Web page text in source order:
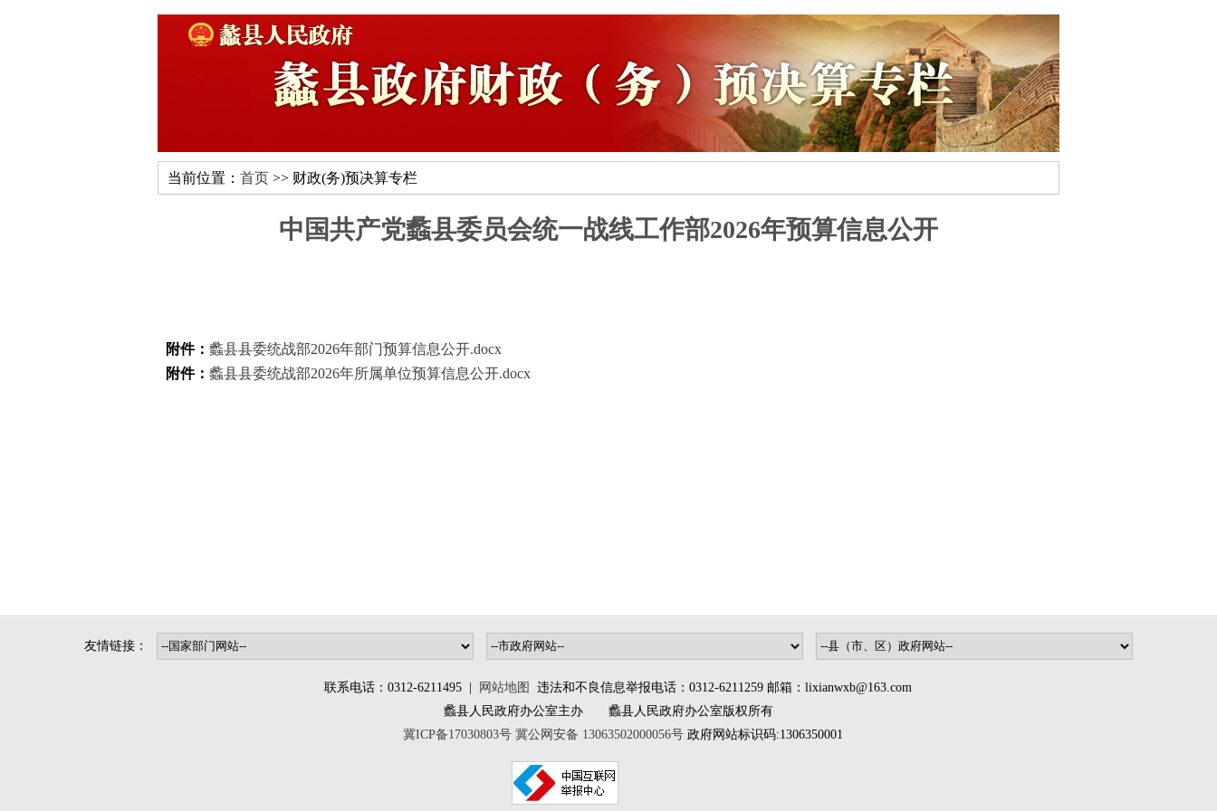
当前位置： 首页 >> 财政(务)预决算专栏
中国共产党蠡县委员会统一战线工作部2026年预算信息公开
附件： 蠡县县委统战部2026年部门预算信息公开.docx
附件： 蠡县县委统战部2026年所属单位预算信息公开.docx
友情链接：
联系电话：0312-6211495 | 网站地图
违法和不良信息举报电话：0312-6211259 邮箱：lixianwxb@163.com
蠡县人民政府办公室主办 蠡县人民政府办公室版权所有
冀ICP备17030803号 冀公网安备 13063502000056号 政府网站标识码:1306350001